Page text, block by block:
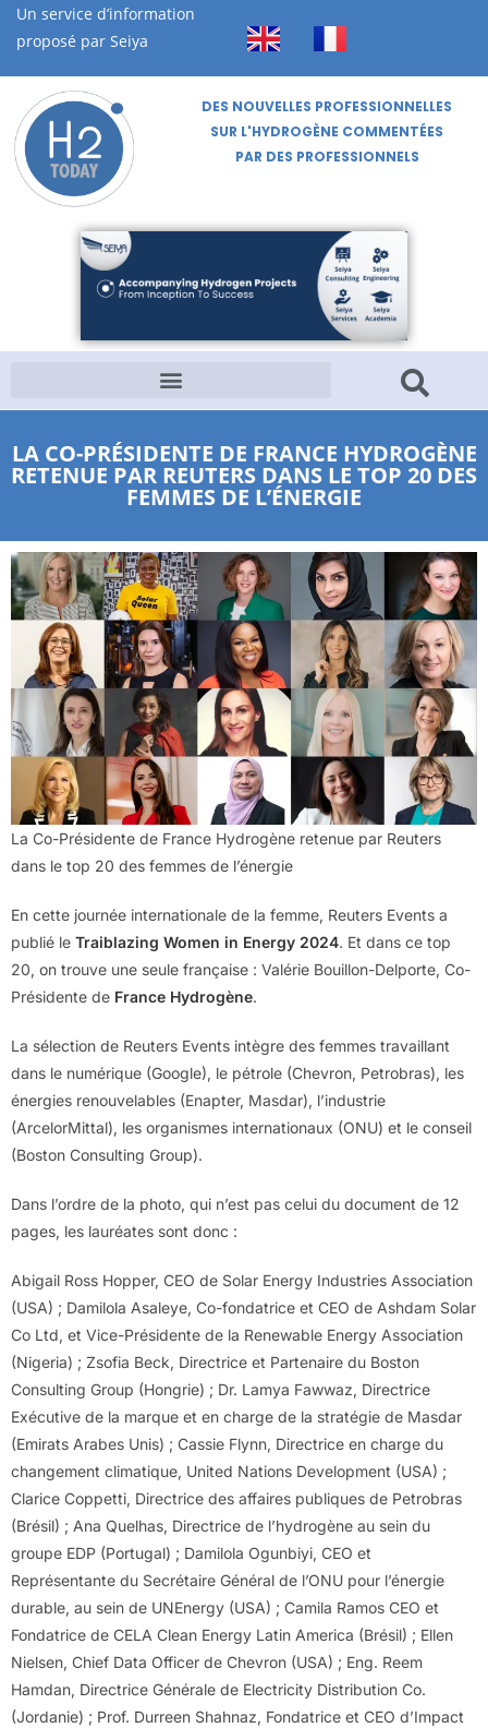
Un service d’information
proposé par Seiya
DES NOUVELLES PROFESSIONNELLES
SUR L'HYDROGÈNE COMMENTÉES
PAR DES PROFESSIONNELS
LA CO-PRÉSIDENTE DE FRANCE HYDROGÈNE
RETENUE PAR REUTERS DANS LE TOP 20 DES
FEMMES DE L’ÉNERGIE
La Co-Présidente de France Hydrogène retenue par Reuters
dans le top 20 des femmes de l’énergie
En cette journée internationale de la femme, Reuters Events a
publié le Traiblazing Women in Energy 2024. Et dans ce top
20, on trouve une seule française : Valérie Bouillon-Delporte, Co-
Présidente de France Hydrogène.
La sélection de Reuters Events intègre des femmes travaillant
dans le numérique (Google), le pétrole (Chevron, Petrobras), les
énergies renouvelables (Enapter, Masdar), l’industrie
(ArcelorMittal), les organismes internationaux (ONU) et le conseil
(Boston Consulting Group).
Dans l’ordre de la photo, qui n’est pas celui du document de 12
pages, les lauréates sont donc :
Abigail Ross Hopper, CEO de Solar Energy Industries Association
(USA) ; Damilola Asaleye, Co-fondatrice et CEO de Ashdam Solar
Co Ltd, et Vice-Présidente de la Renewable Energy Association
(Nigeria) ; Zsofia Beck, Directrice et Partenaire du Boston
Consulting Group (Hongrie) ; Dr. Lamya Fawwaz, Directrice
Exécutive de la marque et en charge de la stratégie de Masdar
(Emirats Arabes Unis) ; Cassie Flynn, Directrice en charge du
changement climatique, United Nations Development (USA) ;
Clarice Coppetti, Directrice des affaires publiques de Petrobras
(Brésil) ; Ana Quelhas, Directrice de l’hydrogène au sein du
groupe EDP (Portugal) ; Damilola Ogunbiyi, CEO et
Représentante du Secrétaire Général de l’ONU pour l’énergie
durable, au sein de UNEnergy (USA) ; Camila Ramos CEO et
Fondatrice de CELA Clean Energy Latin America (Brésil) ; Ellen
Nielsen, Chief Data Officer de Chevron (USA) ; Eng. Reem
Hamdan, Directrice Générale de Electricity Distribution Co.
(Jordanie) ; Prof. Durreen Shahnaz, Fondatrice et CEO d’Impact